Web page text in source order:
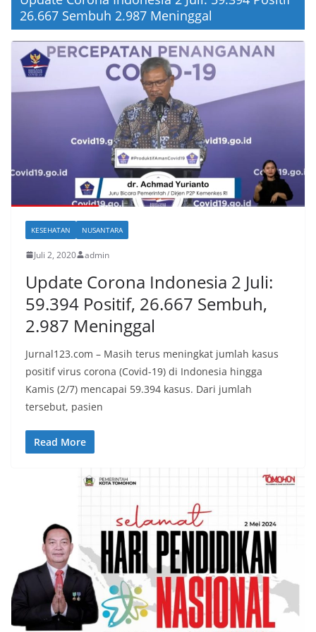
26.667 Sembuh 2.987 Meninggal
KESEHATAN NUSANTARA
Juli 2, 2020 admin
Update Corona Indonesia 2 Juli:
59.394 Positif, 26.667 Sembuh,
2.987 Meninggal
Jurnal123.com – Masih terus meningkat jumlah kasus
positif virus corona (Covid-19) di Indonesia hingga
Kamis (2/7) mencapai 59.394 kasus. Dari jumlah
tersebut, pasien
Read More